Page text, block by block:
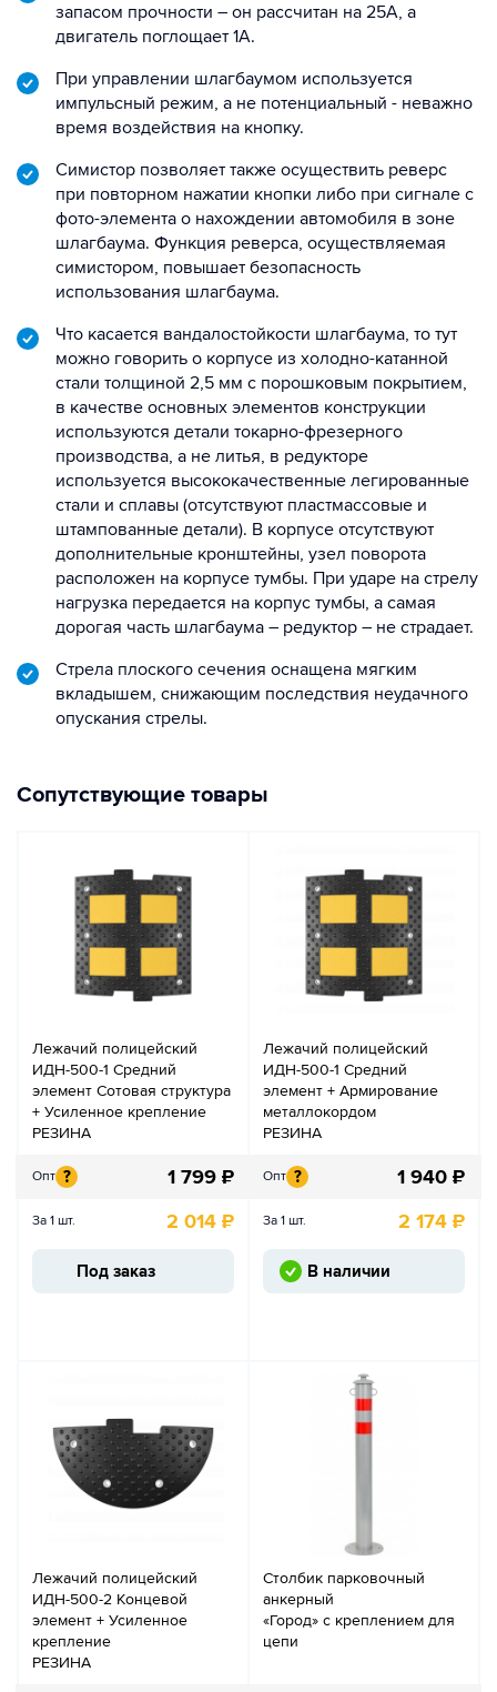
запасом прочности – он рассчитан на 25А, а
двигатель поглощает 1А.
При управлении шлагбаумом используется
импульсный режим, а не потенциальный - неважно
время воздействия на кнопку.
Симистор позволяет также осуществить реверс
при повторном нажатии кнопки либо при сигнале с
фото-элемента о нахождении автомобиля в зоне
шлагбаума. Функция реверса, осуществляемая
симистором, повышает безопасность
использования шлагбаума.
Что касается вандалостойкости шлагбаума, то тут
можно говорить о корпусе из холодно-катанной
стали толщиной 2,5 мм с порошковым покрытием,
в качестве основных элементов конструкции
используются детали токарно-фрезерного
производства, а не литья, в редукторе
используется высококачественные легированные
стали и сплавы (отсутствуют пластмассовые и
штампованные детали). В корпусе отсутствуют
дополнительные кронштейны, узел поворота
расположен на корпусе тумбы. При ударе на стрелу
нагрузка передается на корпус тумбы, а самая
дорогая часть шлагбаума – редуктор – не страдает.
Стрела плоского сечения оснащена мягким
вкладышем, снижающим последствия неудачного
опускания стрелы.
Сопутствующие товары
Лежачий полицейский
ИДН-500-1 Средний
элемент Сотовая структура
+ Усиленное крепление
РЕЗИНА
Опт ? 1 799 ₽
За 1 шт. 2 014 ₽
Под заказ
Лежачий полицейский
ИДН-500-1 Средний
элемент + Армирование
металлокордом
РЕЗИНА
Опт ? 1 940 ₽
За 1 шт. 2 174 ₽
В наличии
Лежачий полицейский
ИДН-500-2 Концевой
элемент + Усиленное
крепление
РЕЗИНА
Столбик парковочный
анкерный
«Город» с креплением для
цепи